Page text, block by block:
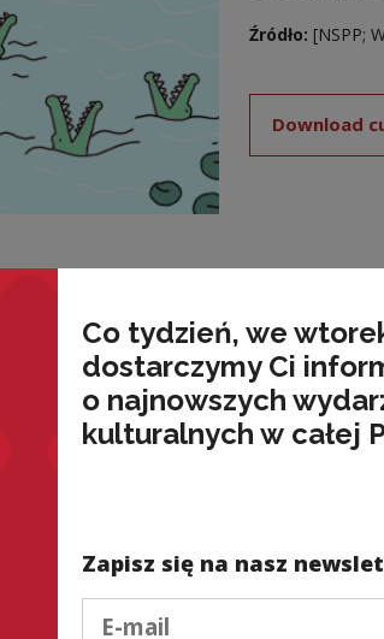
Źródło: [NSPP;
Download
Co tydzień, we
dostarczymy Ci
o najnowszych
kulturalnych w całej
Zapisz się na nasz